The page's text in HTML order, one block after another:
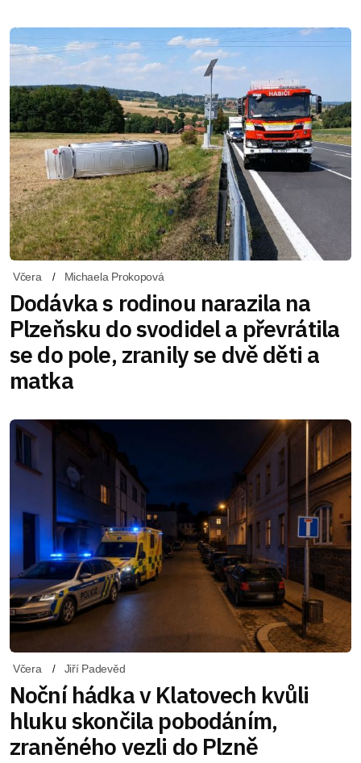
Včera Michaela Prokopová
Dodávka s rodinou narazila na
Plzeňsku do svodidel a převrátila
se do pole, zranily se dvě děti a
matka
Včera Jiří Padevěd
Noční hádka v Klatovech kvůli
hluku skončila pobodáním,
zraněného vezli do Plzně